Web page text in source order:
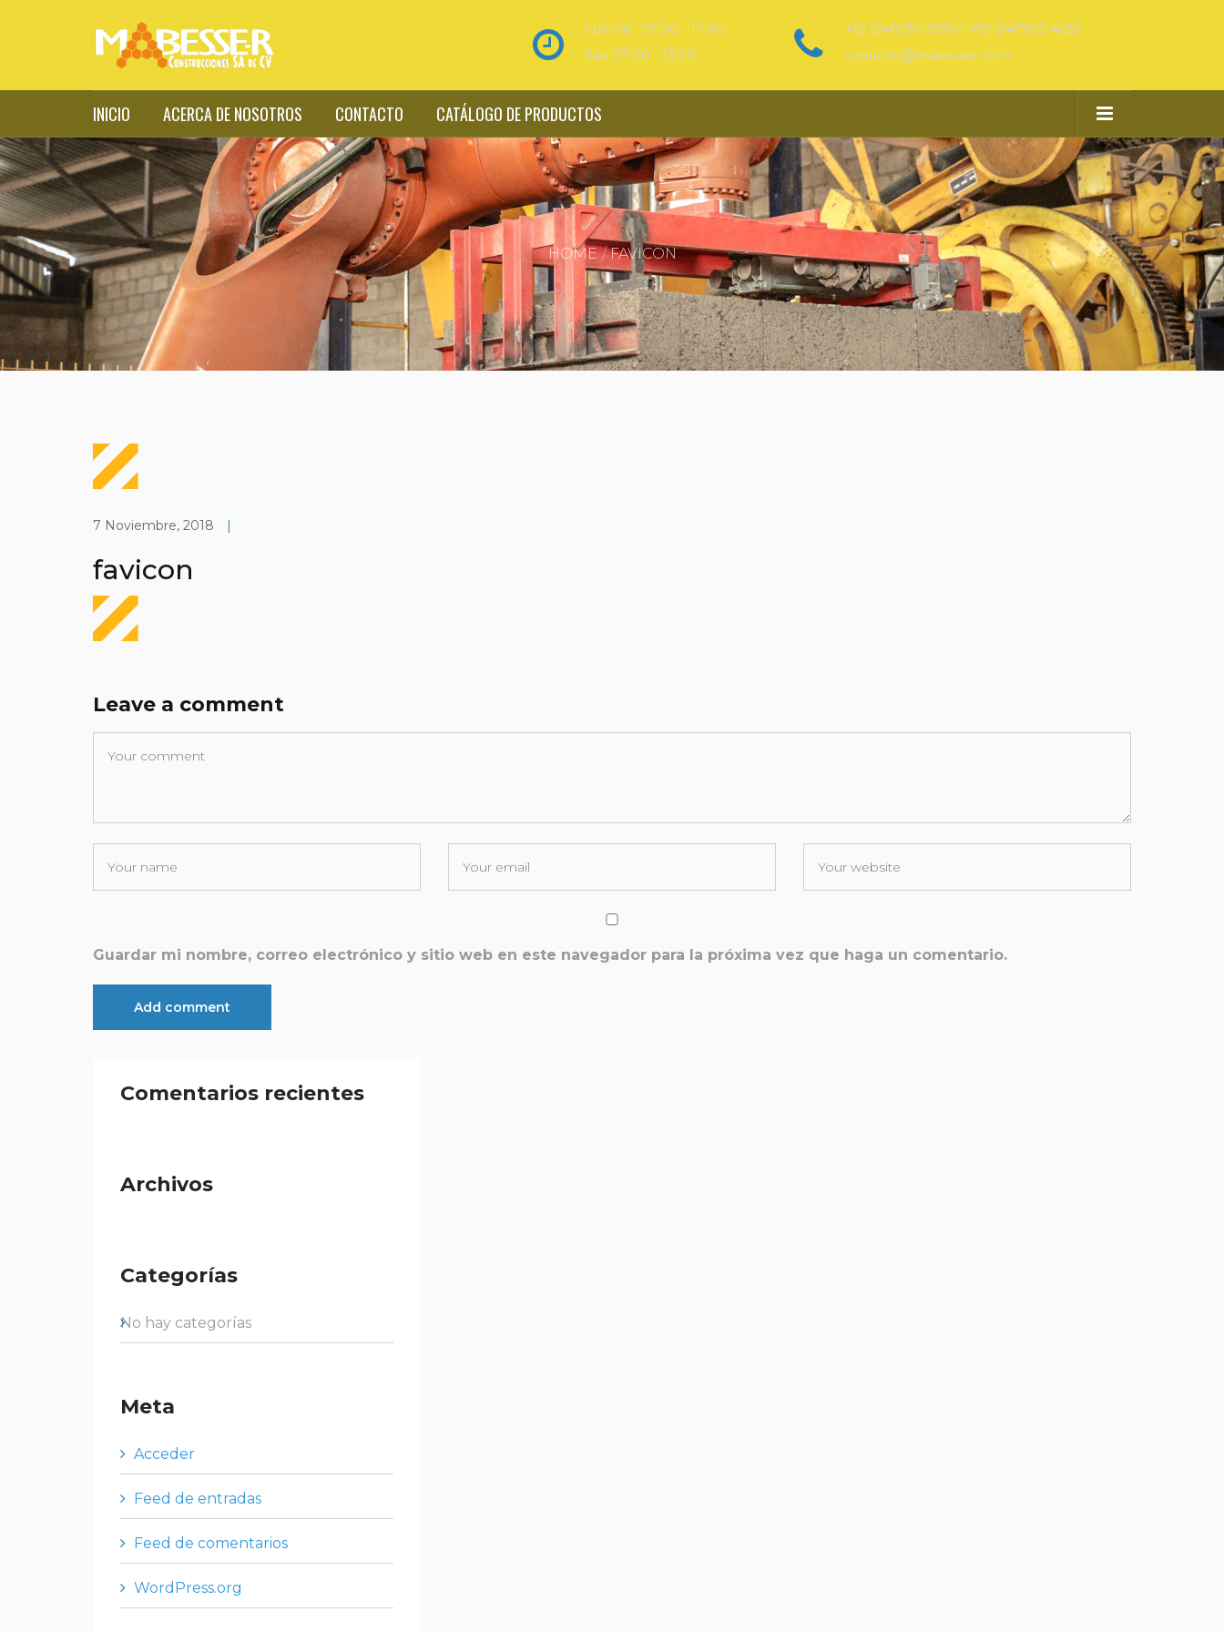
+52 (246)130-3936 / +52 (247)130 4233
contacto@mabesser.com
Lun-Vie: 07:00 - 17:00
Sab 07:00 - 13:00
INICIO ACERCA DE NOSOTROS CONTACTO CATÁLOGO DE PRODUCTOS
HOME FAVICON
7 Noviembre, 2018 |
favicon
Leave a comment
Guardar mi nombre, correo electrónico y sitio web en este navegador para la próxima vez que haga un comentario.
Comentarios recientes
Archivos
Categorías
No hay categorías
Meta
Acceder
Feed de entradas
Feed de comentarios
WordPress.org